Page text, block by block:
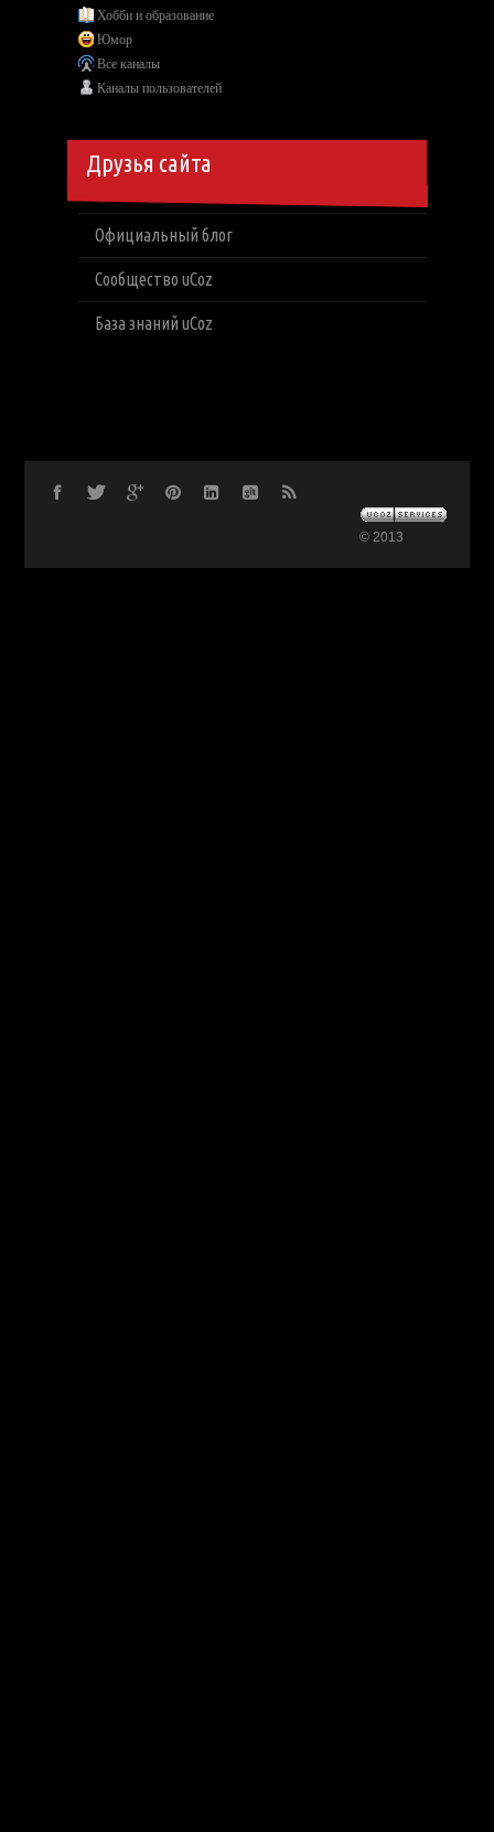
Хобби и образование
Юмор
Все каналы
Каналы пользователей
Друзья сайта
Официальный блог
Сообщество uCoz
База знаний uCoz
© 2013